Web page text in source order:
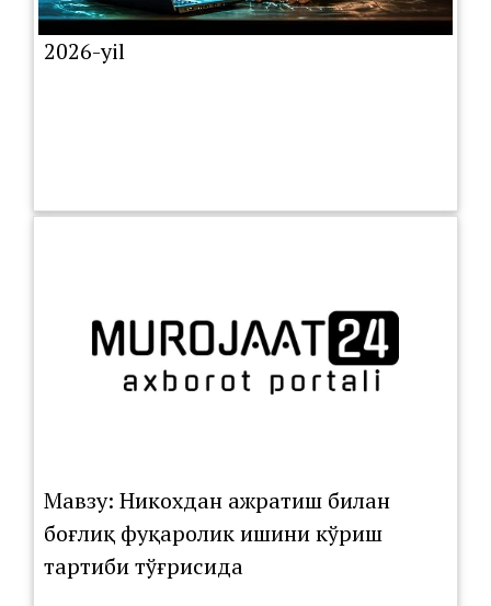
2026-yil
Мавзу: Никохдан ажратиш билан
боғлиқ фуқаролик ишини кўриш
тартиби тўғрисида